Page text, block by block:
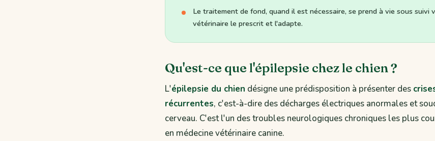
Le traitement de fond, quand il est nécessaire, se prend à vie sous suivi
vétérinaire le prescrit et l'adapte.
Qu'est-ce que l'épilepsie chez le chien ?
L'épilepsie du chien désigne une prédisposition à présenter des
récurrentes, c'est-à-dire des décharges électriques anormales et
cerveau. C'est l'un des troubles neurologiques chroniques les plus
en médecine vétérinaire canine.